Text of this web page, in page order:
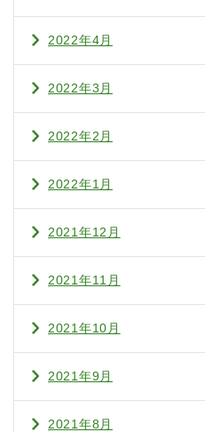
2022年4月
2022年3月
2022年2月
2022年1月
2021年12月
2021年11月
2021年10月
2021年9月
2021年8月